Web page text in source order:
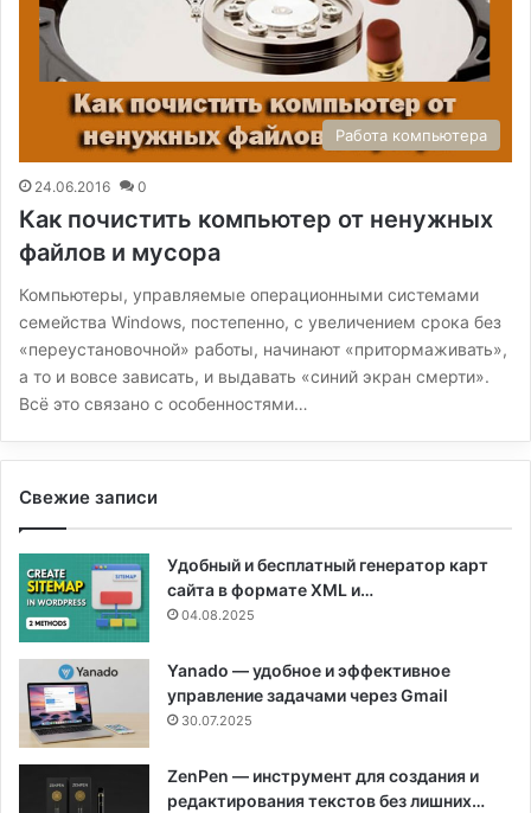
Работа компьютера
24.06.2016 0
Как почистить компьютер от ненужных
файлов и мусора
Компьютеры, управляемые операционными системами
семейства Windows, постепенно, с увеличением срока без
«переустановочной» работы, начинают «притормаживать»,
а то и вовсе зависать, и выдавать «синий экран смерти».
Всё это связано с особенностями…
Свежие записи
Удобный и бесплатный генератор карт
сайта в формате XML и…
04.08.2025
Yanado — удобное и эффективное
управление задачами через Gmail
30.07.2025
ZenPen — инструмент для создания и
редактирования текстов без лишних…